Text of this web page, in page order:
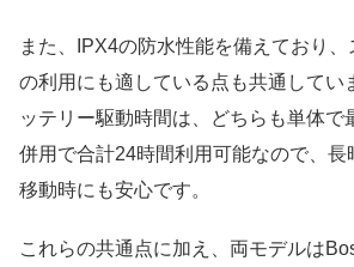
また、IPX4の防水性能を備えており
の利用にも適している点も共通してい
ッテリー駆動時間は、どちらも単体で
併用で合計24時間利用可能なので、長
移動時にも安心です。
これらの共通点に加え、両モデルは